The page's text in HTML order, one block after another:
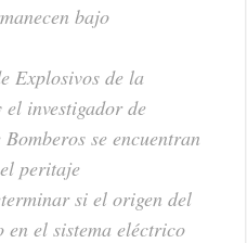
bajo
Explosivos de la
investigador de
se encuentran
peritaje
si el origen del
en el sistema eléctrico